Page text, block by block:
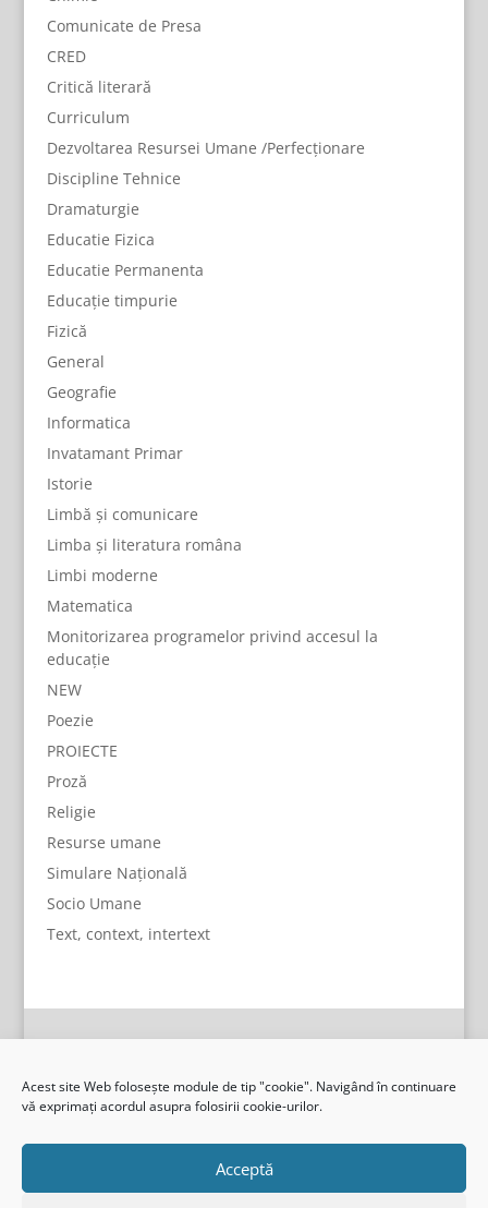
Acest site Web folosește module de tip "cookie". Navigând în continuare
vă exprimați acordul asupra folosirii cookie-urilor.
Acceptă
Comunicate de Presa
CRED
Critică literară
Curriculum
Dezvoltarea Resursei Umane /Perfecționare
Discipline Tehnice
Dramaturgie
Educatie Fizica
Educatie Permanenta
Educație timpurie
Fizică
General
Geografie
Informatica
Invatamant Primar
Istorie
Limbă și comunicare
Limba și literatura româna
Limbi moderne
Matematica
Monitorizarea programelor privind accesul la
educație
NEW
Poezie
PROIECTE
Proză
Religie
Resurse umane
Simulare Națională
Socio Umane
Text, context, intertext